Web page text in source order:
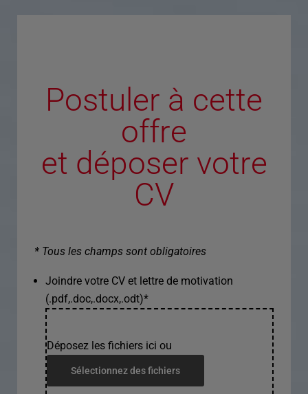
Postuler à cette
offre
et déposer votre
CV
* Tous les champs sont obligatoires
Joindre votre CV et lettre de motivation
(.pdf,.doc,.docx,.odt)*
Déposez les fichiers ici ou
Sélectionnez des fichiers